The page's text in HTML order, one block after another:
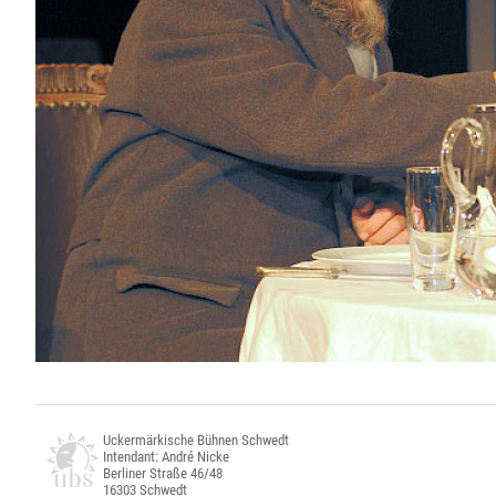
Uckermärkische Bühnen Schwedt
Intendant: André Nicke
Berliner Straße 46/48
16303 Schwedt